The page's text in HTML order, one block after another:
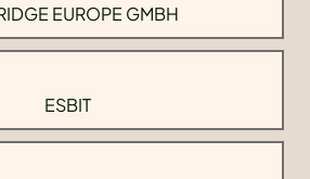
EUROPE GMBH
ESBIT